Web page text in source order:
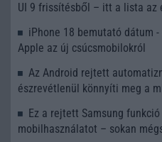
UI 9 frissítésből – itt a lista az
iPhone 18 bemutató dátum
Apple az új csúcsmobilokról
Az Android rejtett
észrevétlenül könnyíti meg a
Ez a rejtett Samsung
mobilhasználatot – sokan